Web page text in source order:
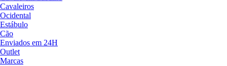
Cavaleiros
Ocidental
Estábulo
Cão
Enviados em 24H
Outlet
Marcas